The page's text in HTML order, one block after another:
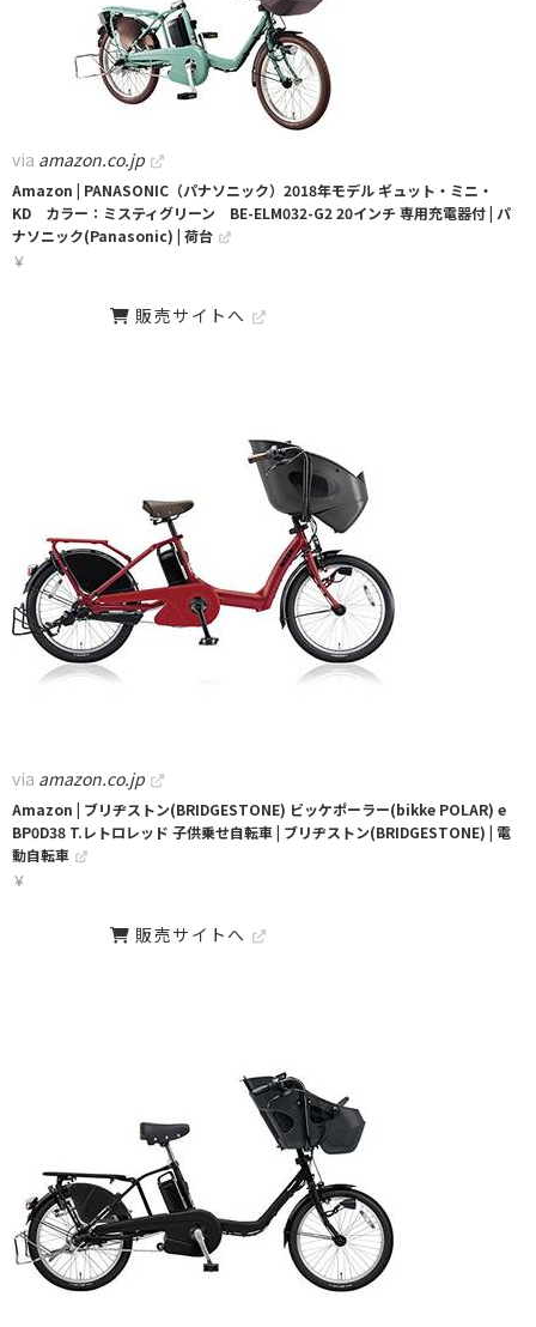
via amazon.co.jp
Amazon | PANASONIC（パナソニック）2018年モデル ギュット・ミニ・
KD カラー：ミスティグリーン BE-ELM032-G2 20インチ 専用充電器付 | パ
ナソニック(Panasonic) | 荷台
￥
販売サイトへ
via amazon.co.jp
Amazon | ブリヂストン(BRIDGESTONE) ビッケポーラー(bikke POLAR) e
BP0D38 T.レトロレッド 子供乗せ自転車 | ブリヂストン(BRIDGESTONE) | 電
動自転車
￥
販売サイトへ